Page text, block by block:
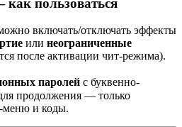
пользоваться
включать/отключать эффекты
или неограниченные
после активации чит-режима).
паролей с буквенно-
продолжения — только
меню и коды.